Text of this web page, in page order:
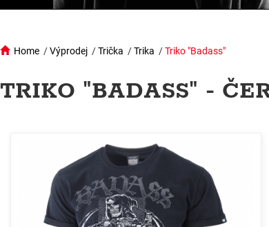
Home /Výprodej /Trička /Trika /Triko "Badass"
TRIKO "BADASS" -